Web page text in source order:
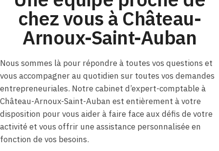
chez vous à Château-
Arnoux-Saint-Auban
Nous sommes là pour répondre à toutes vos questions et
vous accompagner au quotidien sur toutes vos demandes
entrepreneuriales. Notre cabinet d’expert-comptable à
Château-Arnoux-Saint-Auban est entièrement à votre
disposition pour vous aider à faire face aux défis de votre
activité et vous offrir une assistance personnalisée en
fonction de vos besoins.